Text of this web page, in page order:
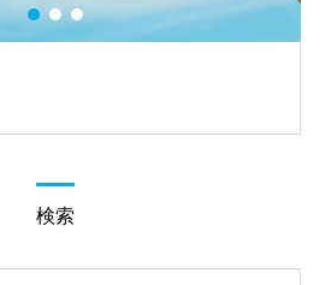
報告④
検索